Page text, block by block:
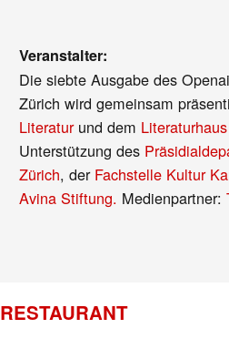
Veranstalter:
Die siebte Ausgabe des
Zürich wird gemeinsam
Literaturund dem
Unterstützung des
Zürich, der Fachstelle Kultur
Avina Stiftung. Medienpartner:
RESTAURANT